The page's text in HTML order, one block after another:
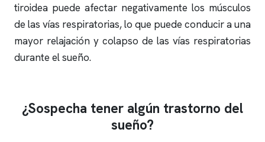
tiroidea puede afectar negativamente los músculos
de las vías respiratorias, lo que puede conducir a una
mayor relajación y colapso de las vías respiratorias
durante el sueño.
¿Sospecha tener algún trastorno del
sueño?